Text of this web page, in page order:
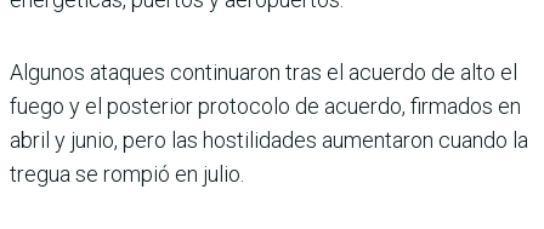
Algunos ataques continua­ron tras el acuerdo de alto el
fuego y el posterior protocolo de acuerdo, firmados en
abril y junio, pero las hostilidades aumentaron cuando la
tregua se rompió en julio.